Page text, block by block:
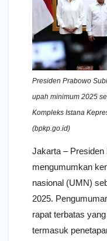
Presiden Prabowo
upah minimum 2025
Kompleks Istana
(bpkp.go.id)
Jakarta – Presiden
mengumumkan
nasional (UMN)
2025.
rapat terbatas
termasuk